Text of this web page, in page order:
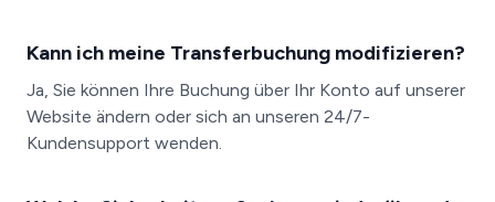
Kann ich meine Transferbuchung modifizieren?
Ja, Sie können Ihre Buchung über Ihr Konto auf unserer
Website ändern oder sich an unseren 24/7-
Kundensupport wenden.